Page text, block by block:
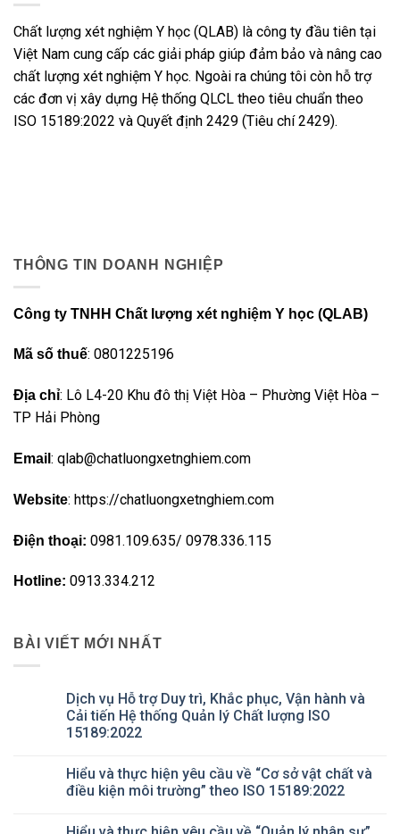
Chất lượng xét nghiệm Y học (QLAB) là công ty đầu tiên tại
Việt Nam cung cấp các giải pháp giúp đảm bảo và nâng cao
chất lượng xét nghiệm Y học. Ngoài ra chúng tôi còn hỗ trợ
các đơn vị xây dựng Hệ thống QLCL theo tiêu chuẩn theo
ISO 15189:2022 và Quyết định 2429 (Tiêu chí 2429).
THÔNG TIN DOANH NGHIỆP
Công ty TNHH Chất lượng xét nghiệm Y học (QLAB)
Mã số thuế: 0801225196
Địa chỉ: Lô L4-20 Khu đô thị Việt Hòa – Phường Việt Hòa –
TP Hải Phòng
Email : qlab@chatluongxetnghiem.com
Website: https://chatluongxetnghiem.com
Điện thoại: 0981.109.635/ 0978.336.115
Hotline: 0913.334.212
BÀI VIẾT MỚI NHẤT
Dịch vụ Hỗ trợ Duy trì, Khắc phục, Vận hành và
Cải tiến Hệ thống Quản lý Chất lượng ISO
15189:2022
bình
luận
ở
Hỗ
Hiểu và thực hiện yêu cầu về “Cơ sở vật chất và
điều kiện môi trường” theo ISO 15189:2022